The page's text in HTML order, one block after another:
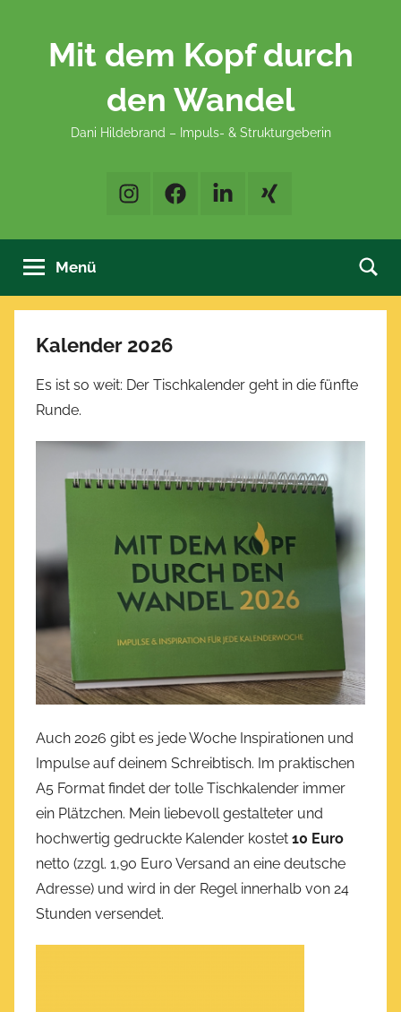
Mit dem Kopf durch
den Wandel
Dani Hildebrand – Impuls- & Strukturgeberin
InstagramFacebookLinkedInXING
Menü
Kalender 2026
Es ist so weit: Der Tischkalender geht in die fünfte
Runde.
Auch 2026 gibt es jede Woche Inspirationen und
Impulse auf deinem Schreibtisch. Im praktischen
A5 Format findet der tolle Tischkalender immer
ein Plätzchen. Mein liebevoll gestalteter und
hochwertig gedruckte Kalender kostet 10 Euro
netto (zzgl. 1,90 Euro Versand an eine deutsche
Adresse) und wird in der Regel innerhalb von 24
Stunden versendet.